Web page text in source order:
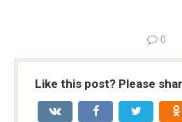
0
Like this post? Please